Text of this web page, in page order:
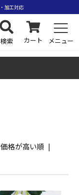
検索 カート メニュー
価格が高い順